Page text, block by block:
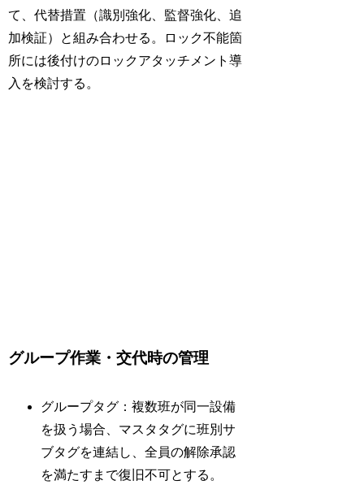
て、代替措置（識別強化、監督強化、追
加検証）と組み合わせる。ロック不能箇
所には後付けのロックアタッチメント導
入を検討する。
グループ作業・交代時の管理
グループタグ：複数班が同一設備
を扱う場合、マスタタグに班別サ
ブタグを連結し、全員の解除承認
を満たすまで復旧不可とする。